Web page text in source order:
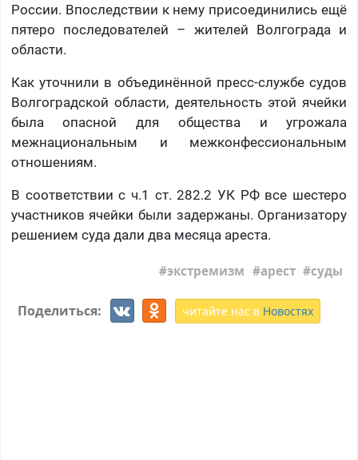
России. Впоследствии к нему присоединились ещё
пятеро последователей – жителей Волгограда и
области.
Как уточнили в объединённой пресс-службе судов
Волгоградской области, деятельность этой ячейки
была опасной для общества и угрожала
межнациональным и межконфессиональным
отношениям.
В соответствии с ч.1 ст. 282.2 УК РФ все шестеро
участников ячейки были задержаны. Организатору
решением суда дали два месяца ареста.
экстремизм арест суды
Поделиться: читайте нас в Новостях